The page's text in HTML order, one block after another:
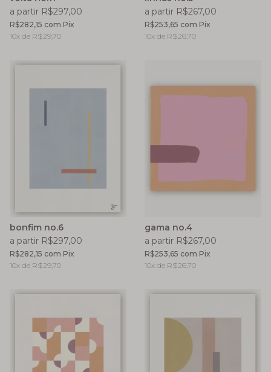
a partir R$297,00
R$282,15 com Pix
10x de R$29,70
a partir R$267,00
R$253,65 com Pix
10x de R$26,70
bonfim no.6
a partir R$297,00
R$282,15 com Pix
10x de R$29,70
gama no.4
a partir R$267,00
R$253,65 com Pix
10x de R$26,70